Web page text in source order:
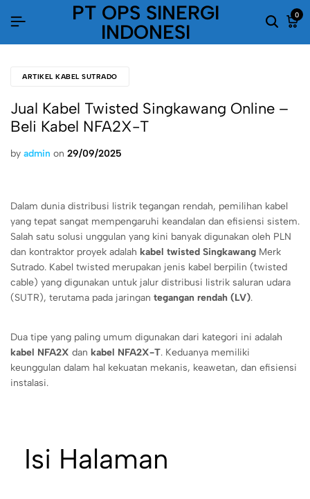
PT OPS SINERGI
INDONESI
0
ARTIKEL KABEL SUTRADO
Jual Kabel Twisted Singkawang Online –
Beli Kabel NFA2X-T
by admin on 29/09/2025
Dalam dunia distribusi listrik tegangan rendah, pemilihan kabel
yang tepat sangat mempengaruhi keandalan dan efisiensi sistem.
Salah satu solusi unggulan yang kini banyak digunakan oleh PLN
dan kontraktor proyek adalah kabel twisted Singkawang Merk
Sutrado. Kabel twisted merupakan jenis kabel berpilin (twisted
cable) yang digunakan untuk jalur distribusi listrik saluran udara
(SUTR), terutama pada jaringan tegangan rendah (LV).
Dua tipe yang paling umum digunakan dari kategori ini adalah
kabel NFA2X dan kabel NFA2X-T. Keduanya memiliki
keunggulan dalam hal kekuatan mekanis, keawetan, dan efisiensi
instalasi.
Isi Halaman